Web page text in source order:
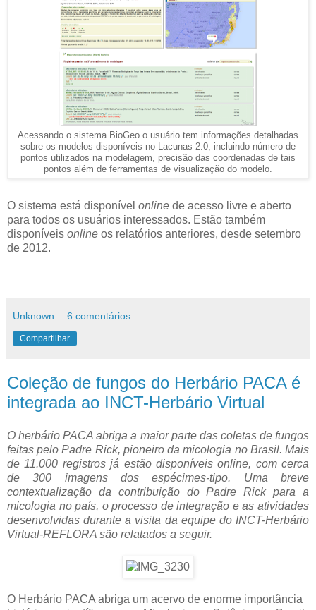
Acessando o sistema BioGeo o usuário tem informações detalhadas
sobre os modelos disponíveis no Lacunas 2.0, incluindo número de
pontos utilizados na modelagem, precisão das coordenadas de tais
pontos além de ferramentas de visualização do modelo.
O sistema está disponível online de acesso livre e aberto
para todos os usuários interessados. Estão também
disponíveis online os relatórios anteriores, desde setembro
de 2012.
Unknown 6 comentários:
Compartilhar
Coleção de fungos do Herbário PACA é
integrada ao INCT-Herbário Virtual
O herbário PACA abriga a maior parte das coletas de fungos
feitas pelo Padre Rick, pioneiro da micologia no Brasil. Mais
de 11.000 registros já estão disponíveis online, com cerca
de 300 imagens dos espécimes-tipo. Uma breve
contextualização da contribuição do Padre Rick para a
micologia no país, o processo de integração e as atividades
desenvolvidas durante a visita da equipe do INCT-Herbário
Virtual-REFLORA são relatados a seguir.
O Herbário PACA abriga um acervo de enorme importância